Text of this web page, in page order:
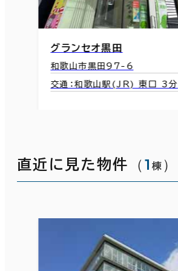
グランセオ黒田
和歌山市黒田97-6
交通：和歌山駅(JR) 東口 3分
直近に見た物件 （1 棟 ）